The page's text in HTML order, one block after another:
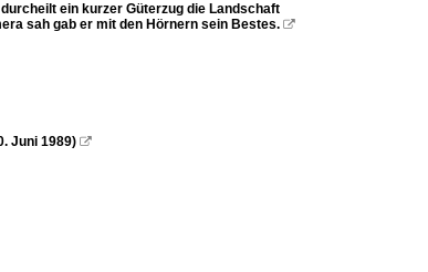
ein kurzer Güterzug die Landschaft
sah gab er mit den Hörnern sein Bestes. 
Juni 1989) 